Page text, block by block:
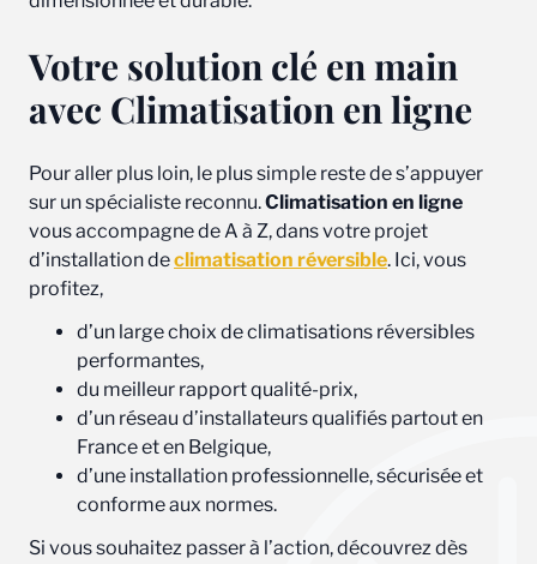
Votre solution clé en main
avec Climatisation en ligne
Pour aller plus loin, le plus simple reste de s’appuyer
sur un spécialiste reconnu.Climatisation en ligne
vous accompagne de A à Z, dans votre projet
d’installation declimatisation réversible. Ici, vous
profitez,
d’un large choix de climatisations réversibles
performantes,
du meilleur rapport qualité-prix,
d’un réseau d’installateurs qualifiés partout en
France et en Belgique,
d’une installation professionnelle, sécurisée et
conforme aux normes.
Si vous souhaitez passer à l’action, découvrez dès